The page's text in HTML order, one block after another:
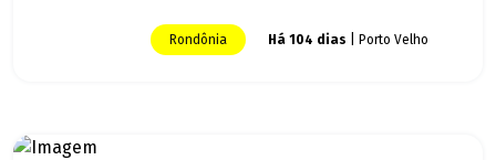
Rondônia Há 104 dias | Porto Velho